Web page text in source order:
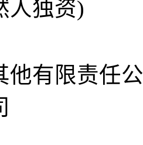
人独资)
他有限责任公